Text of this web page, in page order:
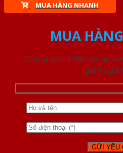
MUA HÀNG NHANH
MUA
Chúng tôi sẽ liên lạc lại
gian